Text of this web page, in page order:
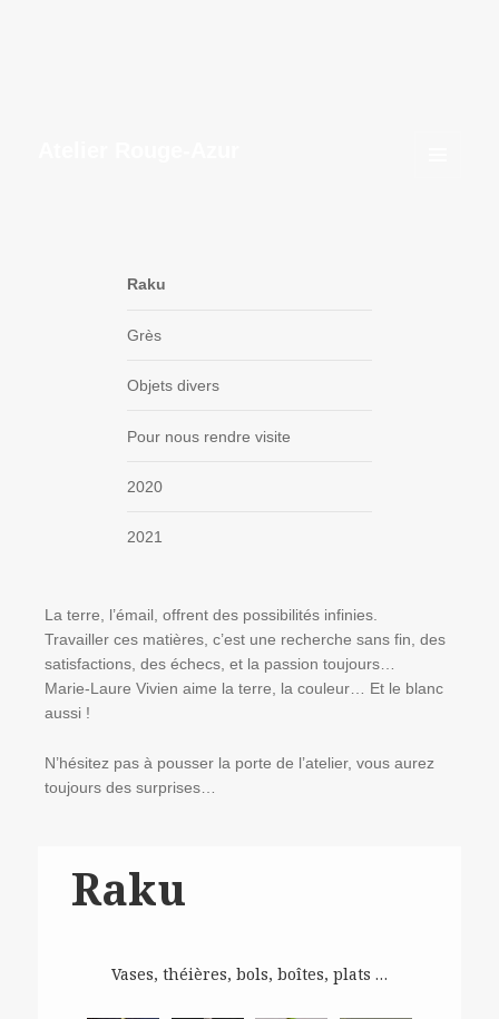
Raku
Grès
Objets divers
Pour nous rendre visite
2020
2021
La terre, l’émail, offrent des possibilités infinies.
Travailler ces matières, c’est une recherche sans fin, des
satisfactions, des échecs, et la passion toujours…
Marie-Laure Vivien aime la terre, la couleur… Et le blanc
aussi !
N’hésitez pas à pousser la porte de l’atelier, vous aurez
toujours des surprises…
Raku
Vases, théières, bols, boîtes, plats …